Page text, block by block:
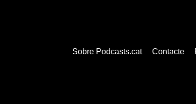
Sobre Podcasts.cat Contacte